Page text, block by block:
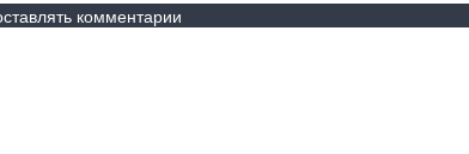
комментарии